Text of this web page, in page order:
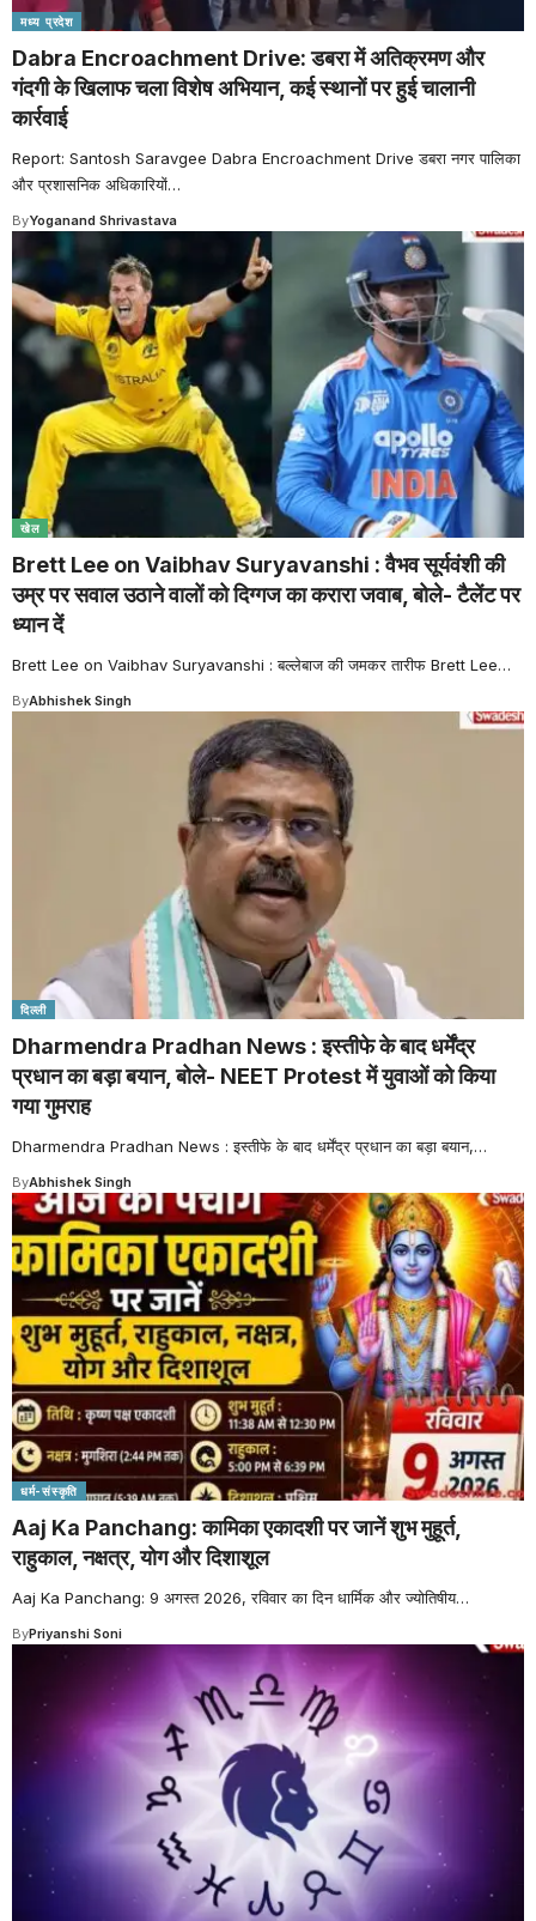
मध्य प्रदेश
Dabra Encroachment Drive: डबरा में अतिक्रमण और
गंदगी के खिलाफ चला विशेष अभियान, कई स्थानों पर हुई चालानी
कार्रवाई
Report: Santosh Saravgee Dabra Encroachment Drive डबरा नगर पालिका
और प्रशासनिक अधिकारियों…
ByYoganand Shrivastava
खेल
Brett Lee on Vaibhav Suryavanshi : वैभव सूर्यवंशी की
उम्र पर सवाल उठाने वालों को दिग्गज का करारा जवाब, बोले- टैलेंट पर
ध्यान दें
Brett Lee on Vaibhav Suryavanshi : बल्लेबाज की जमकर तारीफ Brett Lee…
ByAbhishek Singh
दिल्ली
Dharmendra Pradhan News : इस्तीफे के बाद धर्मेंद्र
प्रधान का बड़ा बयान, बोले- NEET Protest में युवाओं को किया
गया गुमराह
Dharmendra Pradhan News : इस्तीफे के बाद धर्मेंद्र प्रधान का बड़ा बयान,…
ByAbhishek Singh
धर्म-संस्कृति
Aaj Ka Panchang: कामिका एकादशी पर जानें शुभ मुहूर्त,
राहुकाल, नक्षत्र, योग और दिशाशूल
Aaj Ka Panchang: 9 अगस्त 2026, रविवार का दिन धार्मिक और ज्योतिषीय…
ByPriyanshi Soni